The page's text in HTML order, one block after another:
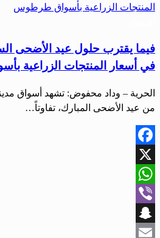
فيما يقترب حلول عيد الأضحى
في أسعار المنتجات الزراعية
الحرية – وداد محفوض: تشهد أسواق
من عيد الأضحى المبارك، تفاوتاً…
Facebook
X
WhatsApp
Viber
Snapchat